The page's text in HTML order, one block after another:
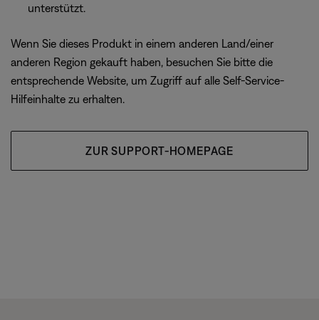
unterstützt.
Wenn Sie dieses Produkt in einem anderen Land/einer
anderen Region gekauft haben, besuchen Sie bitte die
entsprechende Website, um Zugriff auf alle Self-Service-
Hilfeinhalte zu erhalten.
ZUR SUPPORT-HOMEPAGE